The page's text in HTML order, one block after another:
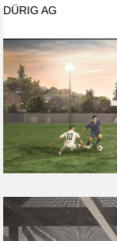
DÜRIG AG